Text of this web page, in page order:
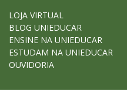
LOJA VIRTUAL
BLOG UNIEDUCAR
ENSINE NA UNIEDUCAR
ESTUDAM NA UNIEDUCAR
OUVIDORIA